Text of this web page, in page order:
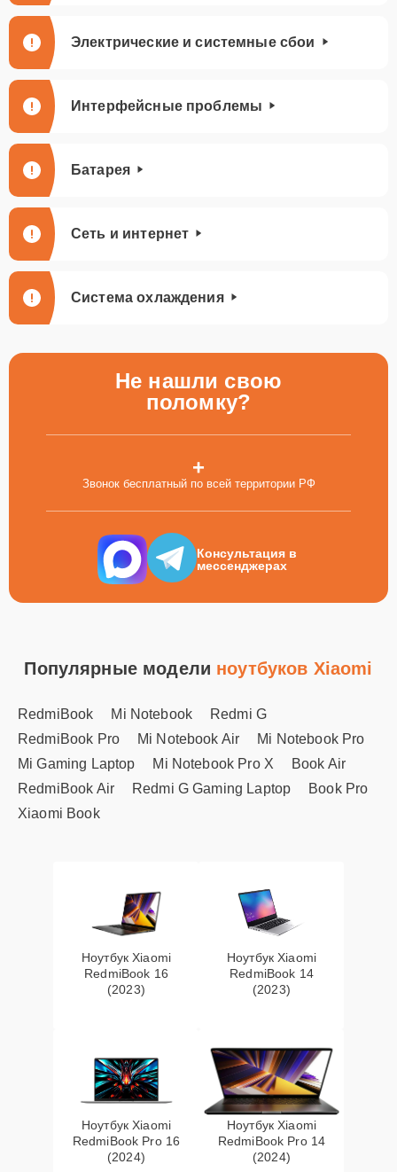
Электрические и системные сбои
Интерфейсные проблемы
Батарея
Сеть и интернет
Система охлаждения
Не нашли свою
поломку?
+
Звонок бесплатный по всей территории РФ
Консультация в
мессенджерах
Популярные модели ноутбуков Xiaomi
RedmiBook Mi Notebook
Redmi G
RedmiBook Pro
Mi Notebook Air
Mi Notebook Pro
Mi Gaming Laptop
Mi Notebook Pro X
Book Air
RedmiBook Air
Redmi G Gaming Laptop
Book Pro
Xiaomi Book
Ноутбук Xiaomi
RedmiBook 16
(2023)
Ноутбук Xiaomi
RedmiBook 14
(2023)
Ноутбук Xiaomi
RedmiBook Pro 16
(2024)
Ноутбук Xiaomi
RedmiBook Pro 14
(2024)